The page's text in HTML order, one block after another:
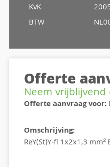
KvK
BTW
Offerte
Neem
Offerte aanvraag voor:
Omschrijving:
ReY(St)Y-fl 1x2x1,3 mm²